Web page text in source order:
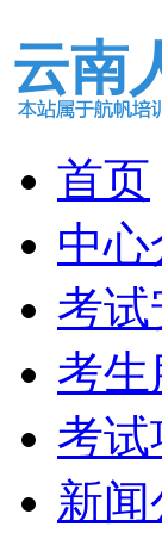
云南
首页
中心
考试
考生
考试
新